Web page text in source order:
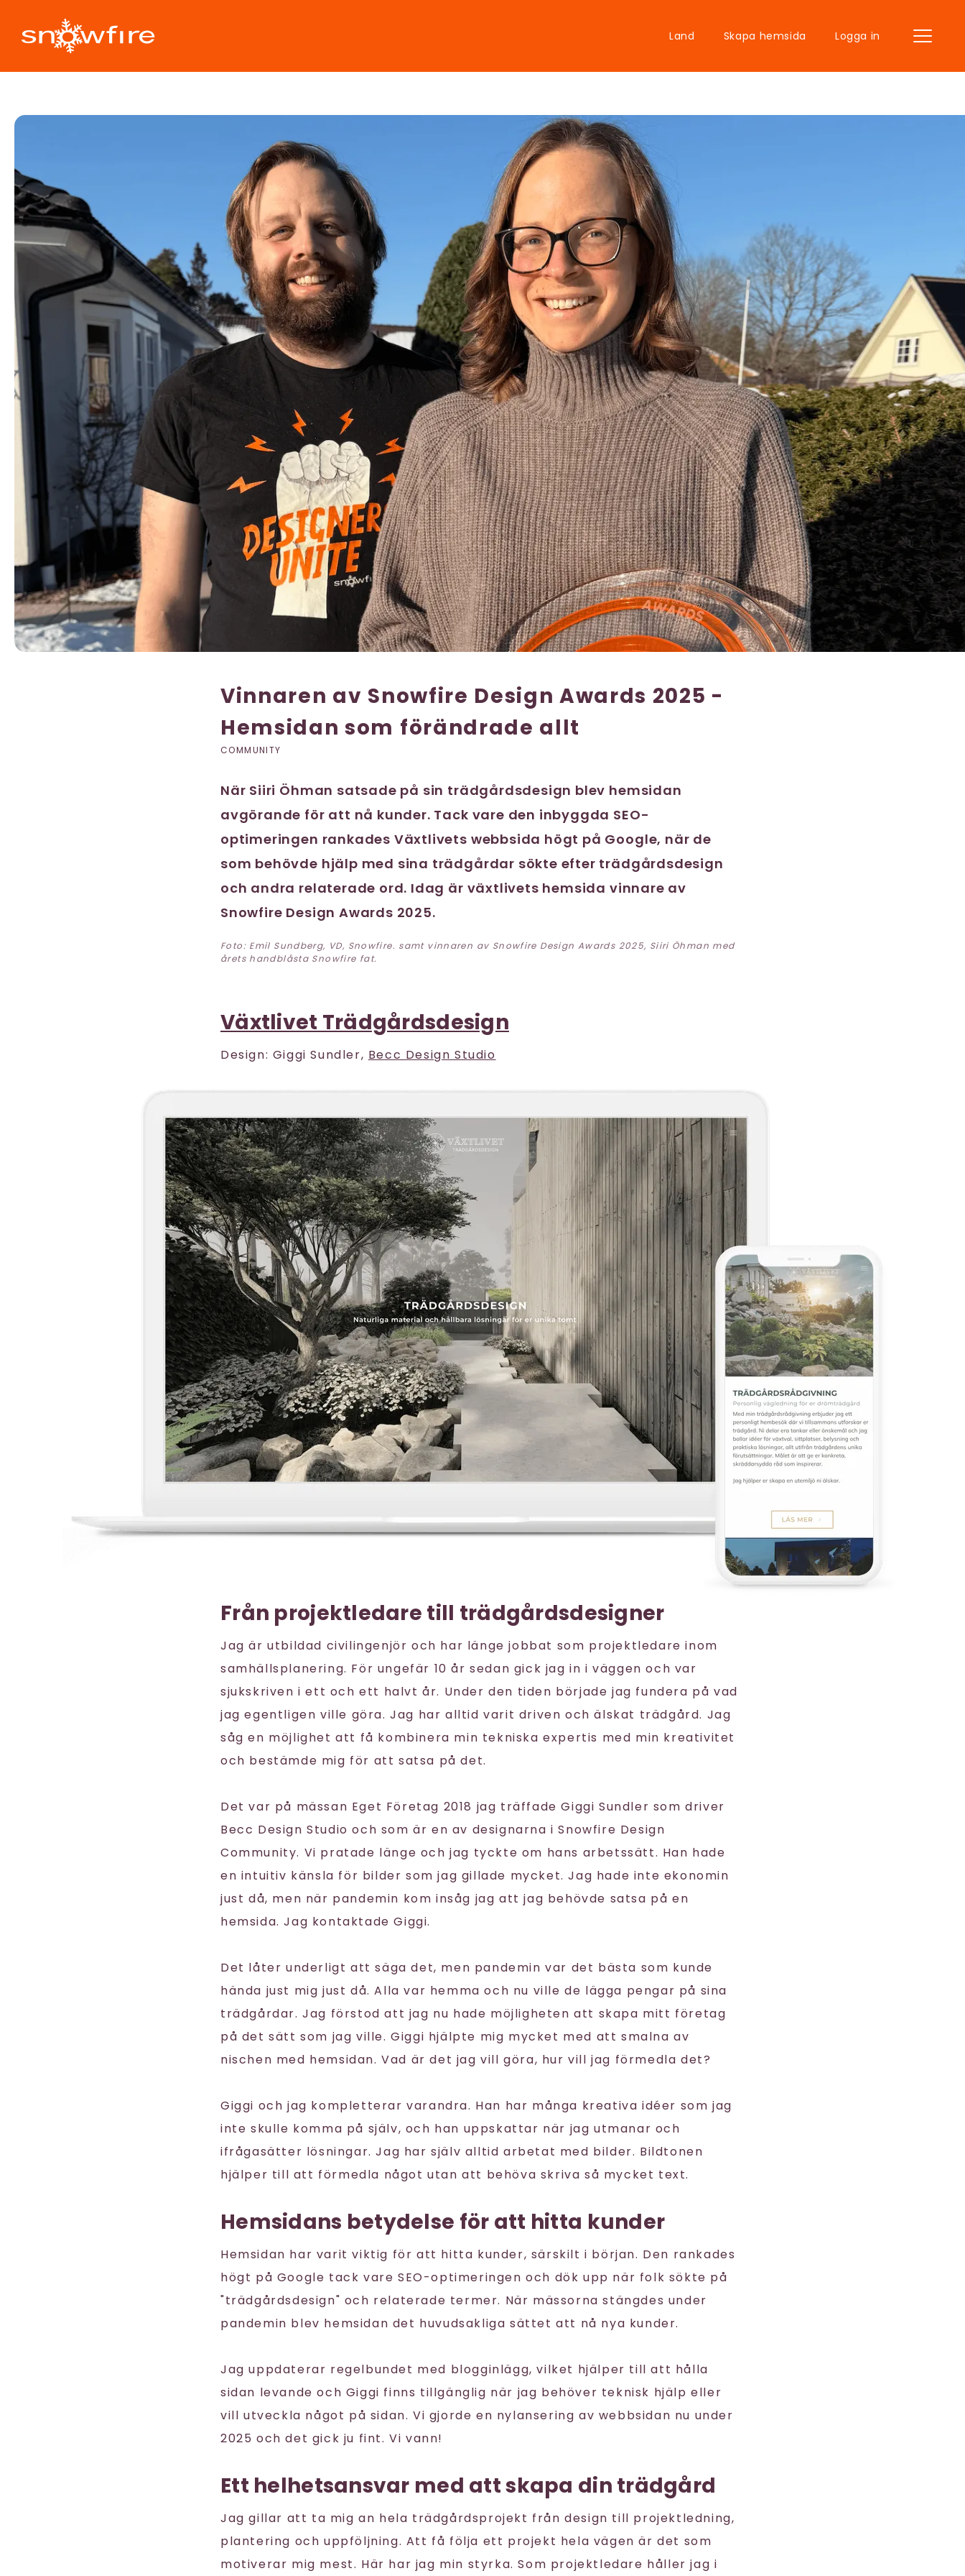
Land Skapa hemsida Logga in
Vinnaren av Snowfire Design Awards 2025 -
Hemsidan som förändrade allt
COMMUNITY
När Siiri Öhman satsade på sin trädgårdsdesign blev hemsidan
avgörande för att nå kunder. Tack vare den inbyggda SEO-
optimeringen rankades Växtlivets webbsida högt på Google, när de
som behövde hjälp med sina trädgårdar sökte efter trädgårdsdesign
och andra relaterade ord. Idag är växtlivets hemsida vinnare av
Snowfire Design Awards 2025.
Foto: Emil Sundberg, VD, Snowfire. samt vinnaren av Snowfire Design Awards 2025, Siiri Öhman med
årets handblåsta Snowfire fat.
Växtlivet Trädgårdsdesign
Design: Giggi Sundler, Becc Design Studio
Från projektledare till trädgårdsdesigner
Jag är utbildad civilingenjör och har länge jobbat som projektledare inom
samhällsplanering. För ungefär 10 år sedan gick jag in i väggen och var
sjukskriven i ett och ett halvt år. Under den tiden började jag fundera på vad
jag egentligen ville göra. Jag har alltid varit driven och älskat trädgård. Jag
såg en möjlighet att få kombinera min tekniska expertis med min kreativitet
och bestämde mig för att satsa på det.
Det var på mässan Eget Företag 2018 jag träffade Giggi Sundler som driver
Becc Design Studio och som är en av designarna i Snowfire Design
Community. Vi pratade länge och jag tyckte om hans arbetssätt. Han hade
en intuitiv känsla för bilder som jag gillade mycket. Jag hade inte ekonomin
just då, men när pandemin kom insåg jag att jag behövde satsa på en
hemsida. Jag kontaktade Giggi.
Det låter underligt att säga det, men pandemin var det bästa som kunde
hända just mig just då. Alla var hemma och nu ville de lägga pengar på sina
trädgårdar. Jag förstod att jag nu hade möjligheten att skapa mitt företag
på det sätt som jag ville. Giggi hjälpte mig mycket med att smalna av
nischen med hemsidan. Vad är det jag vill göra, hur vill jag förmedla det?
Giggi och jag kompletterar varandra. Han har många kreativa idéer som jag
inte skulle komma på själv, och han uppskattar när jag utmanar och
ifrågasätter lösningar. Jag har själv alltid arbetat med bilder. Bildtonen
hjälper till att förmedla något utan att behöva skriva så mycket text.
Hemsidans betydelse för att hitta kunder
Hemsidan har varit viktig för att hitta kunder, särskilt i början. Den rankades
högt på Google tack vare SEO-optimeringen och dök upp när folk sökte på
"trädgårdsdesign" och relaterade termer. När mässorna stängdes under
pandemin blev hemsidan det huvudsakliga sättet att nå nya kunder.
Jag uppdaterar regelbundet med blogginlägg, vilket hjälper till att hålla
sidan levande och Giggi finns tillgänglig när jag behöver teknisk hjälp eller
vill utveckla något på sidan. Vi gjorde en nylansering av webbsidan nu under
2025 och det gick ju fint. Vi vann!
Ett helhetsansvar med att skapa din trädgård
Jag gillar att ta mig an hela trädgårdsprojekt från design till projektledning,
plantering och uppföljning. Att få följa ett projekt hela vägen är det som
motiverar mig mest. Här har jag min styrka. Som projektledare håller jag i